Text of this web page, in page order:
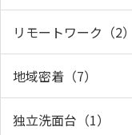
リモートワーク（2）
地域密着（7）
独立洗面台（1）